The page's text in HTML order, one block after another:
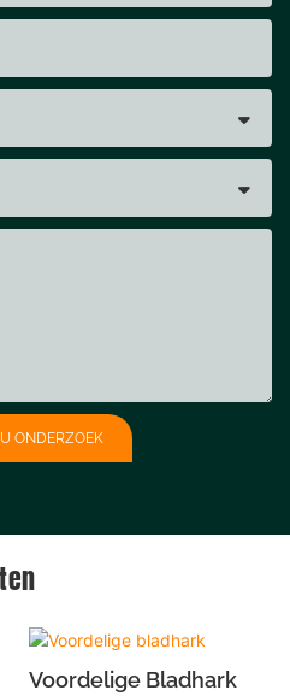
ONDERZOEK
Voordelige Bladhark